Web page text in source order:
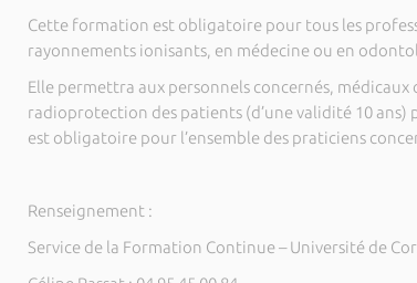
Cette formation est obligatoire pour tous les
rayonnements ionisants, en médecine ou en
Elle permettra aux personnels concernés,
radioprotection des patients (d’une validité 10 ans)
est obligatoire pour l’ensemble des praticiens
Renseignement :
Service de la Formation Continue – Université de